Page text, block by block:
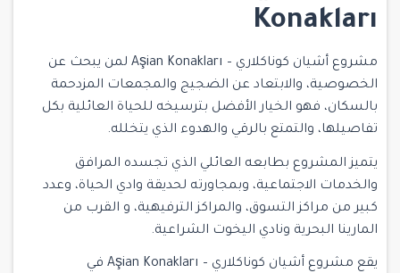
Konakları
مشروع أشيان كوناكلاري – Aşian Konakları لمن يبحث عن
الخصوصية، والابتعاد عن الضجيج والمجمعات المزدحمة
بالسكان، فهو الخيار الأفضل بترسيخه للحياة العائلية بكل
تفاصيلها، والتمتع بالرقي والهدوء الذي يتخلله.
يتميز المشروع بطابعه العائلي الذي تجسده المرافق
والخدمات الاجتماعية، وبمجاورته لحديقة وادي الحياة، وعدد
كبير من مراكز التسوق، والمراكز الترفيهية، و القرب من
المارينا البحرية ونادي اليخوت الشراعية.
يقع مشروع أشيان كوناكلاري – Aşian Konakları في